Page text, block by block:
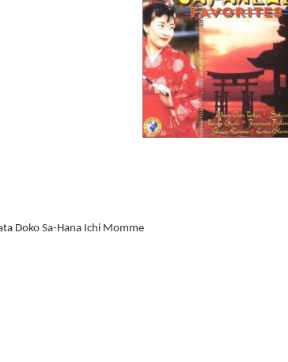
Doko Sa-Hana Ichi Momme